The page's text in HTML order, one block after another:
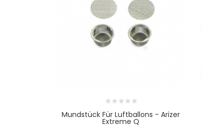
Mundstück Für Luftballons - Arizer
Extreme Q